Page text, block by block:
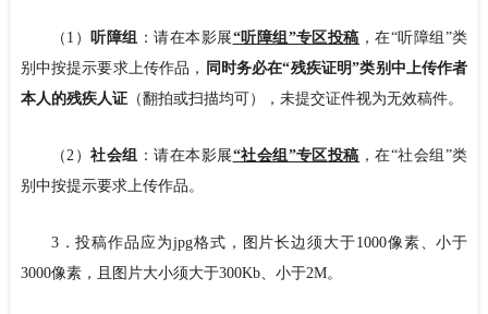
（1）听障组 ：请在本影展“听障组”专区投稿 ，在“听障组”类
别中按提示要求上传作品，
同时务必在“残疾证明”类别中上传作者
本人的残疾人证（翻拍或扫描均可），未提交证件视为无效稿件。
（2）社会组 ：请在本影展“社会组”专区投稿 ，在“社会组”类
别中按提示要求上传作品。
3．投稿作品应为jpg格式，图片长边须大于1000像素、小于
3000像素，且图片大小须大于300Kb、小于2M。